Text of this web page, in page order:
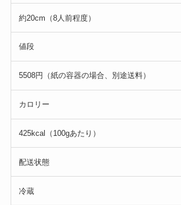
約20cm（8人前程度）
値段
5508円（紙の容器の場合、別途送料）
カロリー
425kcal（100gあたり）
配送状態
冷蔵